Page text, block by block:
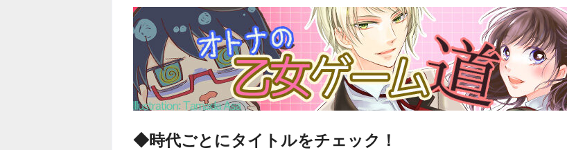
◆時代ごとにタイトルをチェック！